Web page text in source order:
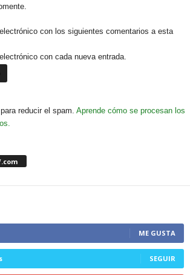
con los siguientes comentarios a esta
con cada nueva entrada.
reducir el spam. Aprende cómo se procesan los
ME GUSTA
SEGUIR